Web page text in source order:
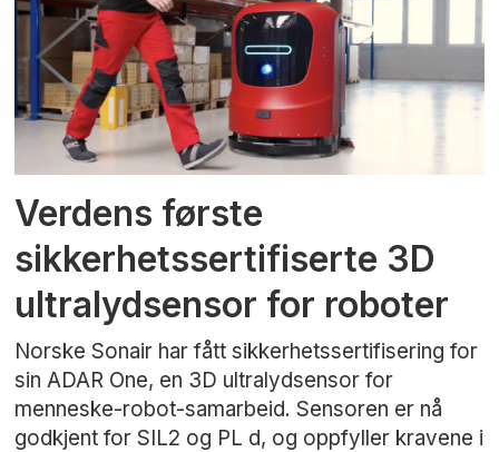
Verdens første
sikkerhetssertifiserte 3D
ultralydsensor for roboter
Norske Sonair har fått sikkerhetssertifisering for
sin ADAR One, en 3D ultralydsensor for
menneske-robot-samarbeid. Sensoren er nå
godkjent for SIL2 og PL d, og oppfyller kravene i